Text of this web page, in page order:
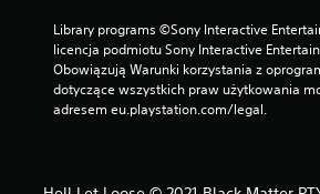
Library programs ©Sony Interactive
licencja podmiotu Sony Interactive
Obowiązują Warunki korzystania z
dotyczące wszystkich praw użytkowania
adresem eu.playstation.com/legal.